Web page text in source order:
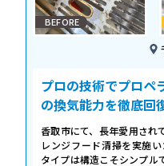
BEFORE
プロの技術でプロペ
の換気能力を徹底回
香取市にて、長年愛用され
レンジフード清掃を実施
タイプは構造こそシンプル